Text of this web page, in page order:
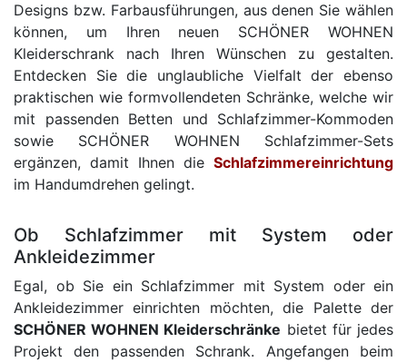
Designs bzw. Farbausführungen, aus denen Sie wählen
können, um Ihren neuen SCHÖNER WOHNEN
Kleiderschrank nach Ihren Wünschen zu gestalten.
Entdecken Sie die unglaubliche Vielfalt der ebenso
praktischen wie formvollendeten Schränke, welche wir
mit passenden Betten und Schlafzimmer-Kommoden
sowie SCHÖNER WOHNEN Schlafzimmer-Sets
ergänzen, damit Ihnen die Schlafzimmereinrichtung
im Handumdrehen gelingt.
Ob Schlafzimmer mit System oder
Ankleidezimmer
Egal, ob Sie ein Schlafzimmer mit System oder ein
Ankleidezimmer einrichten möchten, die Palette der
SCHÖNER WOHNEN Kleiderschränke bietet für jedes
Projekt den passenden Schrank. Angefangen beim